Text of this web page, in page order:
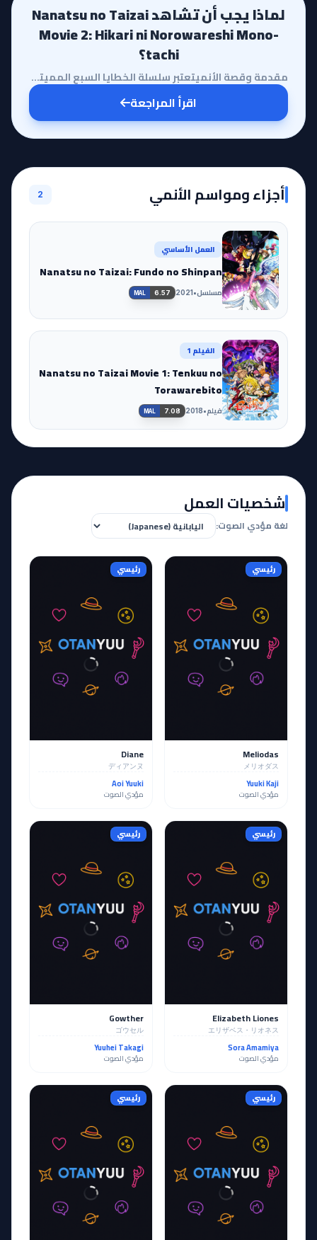
لماذا يجب أن تشاهد Nanatsu no Taizai
Movie 2: Hikari ni Norowareshi Mono-
tachi؟
مقدمة وقصة الأنميتعتبر سلسلة الخطايا السبع المميتة واحدة من أكثر الأعمال إثارة للجدل والحماس في عالم...
اقرأ المراجعة
أجزاء ومواسم الأنمي 2
العمل الأساسي
Nanatsu no Taizai: Fundo no Shinpan
مسلسل•
2021
MAL 6.57
الفيلم 1
Nanatsu no Taizai Movie 1: Tenkuu no
Torawarebito
فيلم•
2018
MAL 7.08
شخصيات العمل
لغة مؤدي الصوت:
رئيسي
Meliodas
メリオダス
Yuuki Kaji
مؤدي الصوت
رئيسي
Diane
ディアンヌ
Aoi Yuuki
مؤدي الصوت
رئيسي
Elizabeth Liones
エリザベス・リオネス
Sora Amamiya
مؤدي الصوت
رئيسي
Gowther
ゴウセル
Yuuhei Takagi
مؤدي الصوت
رئيسي رئيسي